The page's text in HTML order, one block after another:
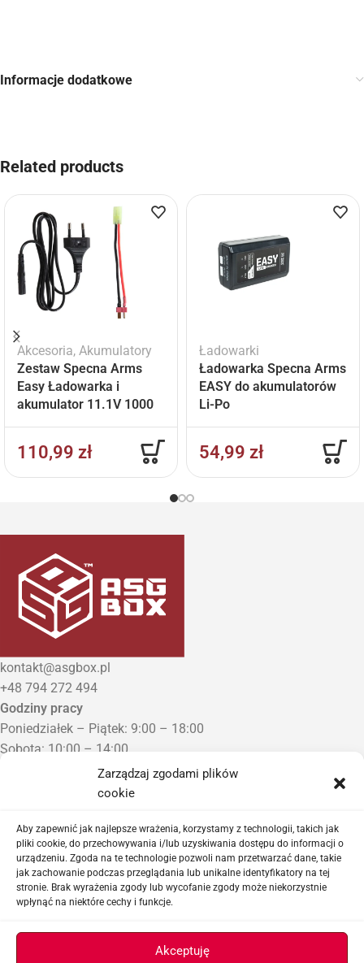
Zarządzaj zgodami plików
cookie
Aby zapewnić jak najlepsze wrażenia, korzystamy z technologii, takich jak
pliki cookie, do przechowywania i/lub uzyskiwania dostępu do informacji o
urządzeniu. Zgoda na te technologie pozwoli nam przetwarzać dane, takie
jak zachowanie podczas przeglądania lub unikalne identyfikatory na tej
stronie. Brak wyrażenia zgody lub wycofanie zgody może niekorzystnie
wpłynąć na niektóre cechy i funkcje.
Akceptuję
Informacje dodatkowe
Related products
Akcesoria, Akumulatory
Zestaw Specna Arms
Easy Ładowarka i
akumulator 11.1V 1000
110,99 zł
Ładowarki
Ładowarka Specna Arms
EASY do akumulatorów
Li-Po
54,99 zł
kontakt@asgbox.pl
+48 794 272 494
Godziny pracy
Poniedziałek – Piątek: 9:00 – 18:00
Sobota: 10:00 – 14:00
Niedziela: Zamknięte
Punkt Odbioru zamówień
Proszę o wcześniejszy kontakt telefoniczny
Sklep airsoftowy i serwis replik ASG